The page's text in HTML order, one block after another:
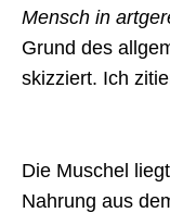
Mensch in
Grund des
skizziert. Ich
Die Muschel
Nahrung aus